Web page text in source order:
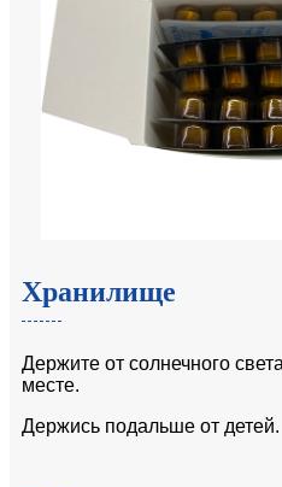
Хранилище
Держите от солнечного
месте.
Держись подальше от детей.